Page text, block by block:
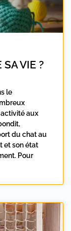
VIE ?
le
aux
du chat au
et son état
Pour